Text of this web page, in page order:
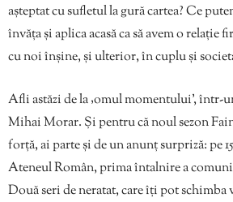
așteptat cu sufletul la gură cartea? Ce
învăța și aplica acasă ca să avem o relație
cu noi înșine, și ulterior, în cuplu și
Afli astăzi de la ‚omul momentului’, într-
Mihai Morar. Și pentru că noul sezon
forță, ai parte și de un anunț surpriză: pe
Ateneul Român, prima întalnire a
Două seri de neratat, care îți pot